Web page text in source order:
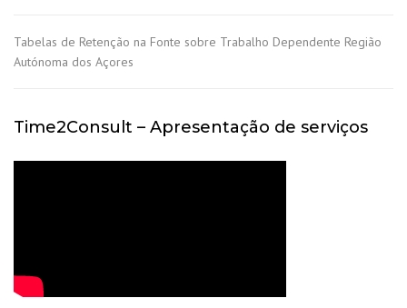
Tabelas de Retenção na Fonte sobre Trabalho Dependente Região
Autónoma dos Açores
Time2Consult – Apresentação de serviços